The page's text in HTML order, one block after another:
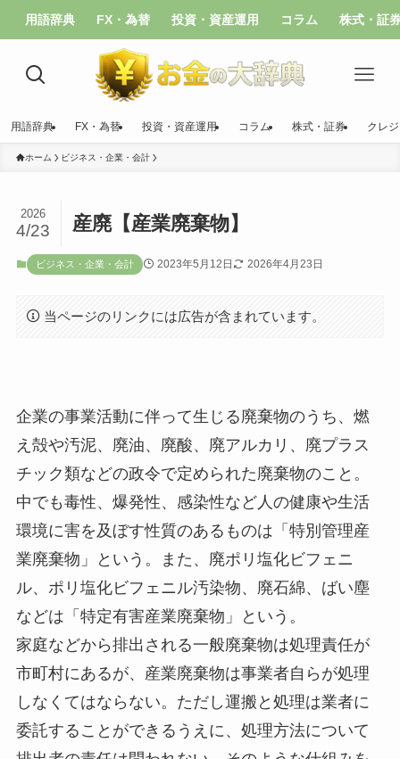
用語辞典 FX・為替 投資・資産運用 コラム 株式・証
用語辞典 FX・為替 投資・資産運用 コラム 株式・証券 クレ
ホーム ビジネス・企業・会計
産廃【産業廃棄物】
2026
4/23
ビジネス・企業・会計 2023年5月12日 2026年4月23日
当ページのリンクには広告が含まれています。
企業の事業活動に伴って生じる廃棄物のうち、燃
え殻や汚泥、廃油、廃酸、廃アルカリ、廃プラス
チック類などの政令で定められた廃棄物のこと。
中でも毒性、爆発性、感染性など人の健康や生活
環境に害を及ぼす性質のあるものは「特別管理産
業廃棄物」という。また、廃ポリ塩化ビフェニ
ル、ポリ塩化ビフェニル汚染物、廃石綿、ばい塵
などは「特定有害産業廃棄物」という。
家庭などから排出される一般廃棄物は処理責任が
市町村にあるが、産業廃棄物は事業者自らが処理
しなくてはならない。ただし運搬と処理は業者に
委託することができるうえに、処理方法について